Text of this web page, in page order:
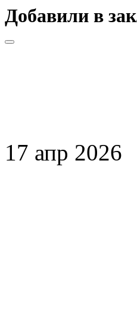
Добавили в
17 апр 2026